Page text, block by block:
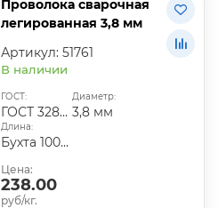
Проволока сварочная
легированная 3,8 мм
Артикул: 51761
В наличии
ГОСТ:
ГОСТ 3282-74|ГОСТ 6727-80|ГОСТ 9389-75
Диаметр:
3,8 мм
Длина:
Бухта 100-200 кг
Цена:
238.00
руб/кг.